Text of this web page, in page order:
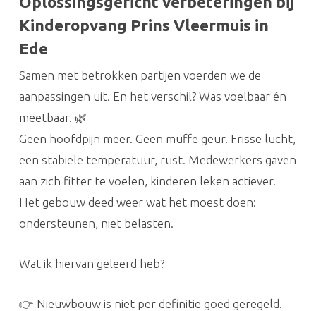
Kinderopvang Prins Vleermuis in
Ede
Samen met betrokken partijen voerden we de
aanpassingen uit. En het verschil? Was voelbaar én
meetbaar. 🌿
Geen hoofdpijn meer. Geen muffe geur. Frisse lucht,
een stabiele temperatuur, rust. Medewerkers gaven
aan zich fitter te voelen, kinderen leken actiever.
Het gebouw deed weer wat het moest doen:
ondersteunen, niet belasten.
Wat ik hiervan geleerd heb?
👉 Nieuwbouw is niet per definitie goed geregeld.